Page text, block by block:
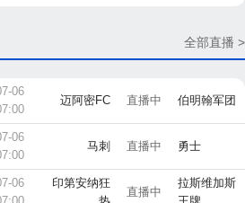
全部直播 >
06
迈阿密FC 直播中 伯明翰军团
06
马刺 直播中 勇士
06
印第安纳狂
直播中
拉斯维加斯